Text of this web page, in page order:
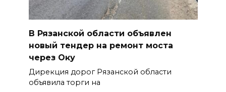
В Рязанской области объявлен
новый тендер на ремонт моста
через Оку
Дирекция дорог Рязанской области
объявила торги на